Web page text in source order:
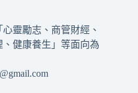
靈勵志、商管財經、
健康養生」等面向為